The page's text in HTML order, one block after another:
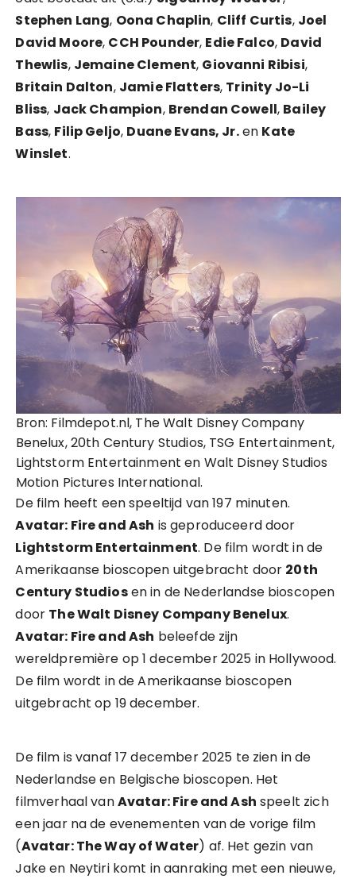
Stephen Lang, Oona Chaplin, Cliff Curtis, Joel
David Moore, CCH Pounder, Edie Falco, David
Thewlis, Jemaine Clement, Giovanni Ribisi,
Britain Dalton, Jamie Flatters, Trinity Jo-Li
Bliss, Jack Champion, Brendan Cowell, Bailey
Bass, Filip Geljo, Duane Evans, Jr.en Kate
Winslet.
Bron: Filmdepot.nl, The Walt Disney Company
Benelux, 20th Century Studios, TSG Entertainment,
Lightstorm Entertainment en Walt Disney Studios
Motion Pictures International.
De film heeft een speeltijd van 197 minuten.
Avatar: Fire and Ash is geproduceerd door
Lightstorm Entertainment. De film wordt in de
Amerikaanse bioscopen uitgebracht door 20th
Century Studiosen in de Nederlandse bioscopen
door The Walt Disney Company Benelux.
Avatar: Fire and Ash beleefde zijn
wereldpremière op 1 december 2025 in Hollywood.
De film wordt in de Amerikaanse bioscopen
uitgebracht op 19 december.
De film is vanaf 17 december 2025 te zien in de
Nederlandse en Belgische bioscopen. Het
filmverhaal vanAvatar: Fire and Ash speelt zich
een jaar na de evenementen van de vorige film
(Avatar: The Way of Water) af. Het gezin van
Jake en Neytiri komt in aanraking met een nieuwe,